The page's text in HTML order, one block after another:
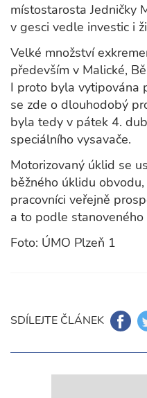
místostarosta Jedničky
v gesci vedle investic i
Velké množství
především v Malické,
I proto byla vytipována
se zde o dlouhodobý
byla tedy v pátek 4.
speciálního vysavače.
Motorizovaný úklid se
běžného úklidu
pracovníci veřejně
a to podle stanoveného
Foto: ÚMO Plzeň 1
SDÍLEJTE ČLÁNEK